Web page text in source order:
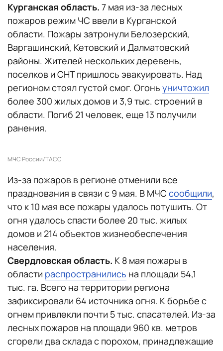
Курганская область. 7 мая из-за лесных
пожаров режим ЧС ввели в Курганской
области. Пожары затронули Белозерский,
Варгашинский, Кетовский и Далматовский
районы. Жителей нескольких деревень,
поселков и СНТ пришлось эвакуировать. Над
регионом стоял густой смог. Огонь уничтожил
более 300 жилых домов и 3,9 тыс. строений в
области. Погиб 21 человек, еще 13 получили
ранения.
МЧС России/ТАСС
Из-за пожаров в регионе отменили все
празднования в связи с 9 мая. В МЧС сообщили,
что к 10 мая все пожары удалось потушить. От
огня удалось спасти более 20 тыс. жилых
домов и 214 объектов жизнеобеспечения
населения.
Свердловская область. К 8 мая пожары в
области распространились на площади 54,1
тыс. га. Всего на территории региона
зафиксировали 64 источника огня. К борьбе с
огнем привлекли почти 5 тыс. спасателей. Из-за
лесных пожаров на площади 960 кв. метров
сгорели два склада с порохом, принадлежащие